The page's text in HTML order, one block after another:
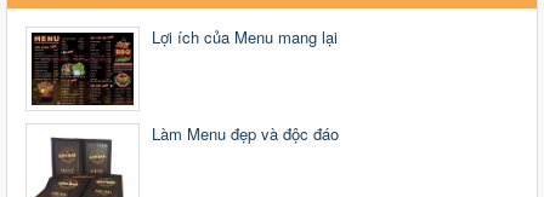
Lợi ích của Menu mang lại
Làm Menu đẹp và độc đáo